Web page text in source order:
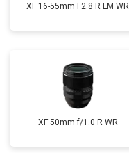
XF 16-55mm F2.8 R LM WR
XF 50mm f/1.0 R WR